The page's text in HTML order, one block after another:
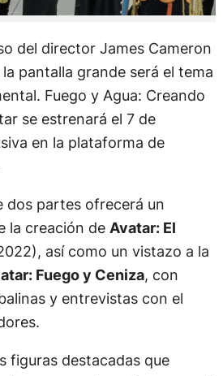
del director James Cameron
pantalla grande será el tema
Fuego y Agua: Creando
se estrenará el 7 de
en la plataforma de
dos partes ofrecerá un
la creación de Avatar: El
así como un vistazo a la
Fuego y Ceniza, con
y entrevistas con el
figuras destacadas que